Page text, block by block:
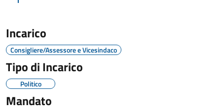
Incarico
Consigliere/Assessore e Vicesindaco
Tipo di Incarico
Politico
Mandato